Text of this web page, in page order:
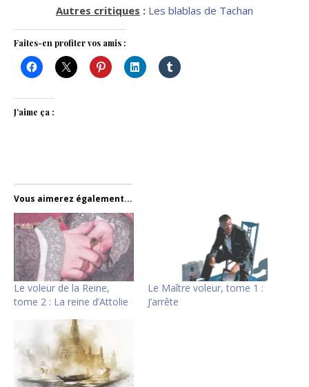
Autres critiques : Les blablas de Tachan
Faites-en profiter vos amis :
J’aime ça :
Vous aimerez également...
Le voleur de la Reine,
tome 2 : La reine d’Attolie
Le Maître voleur, tome 1 :
J’arrête